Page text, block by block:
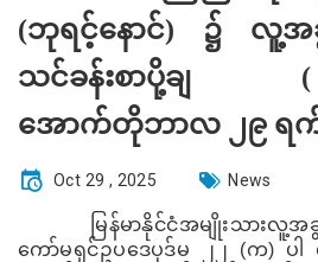
(ဘုရင့်နောင်) ၌ လူ့အ
သင်ခန်းစာပို့ခ
အောက်တိုဘာလ ၂၉ ရ
Oct 29 , 2025 News
မြန်မာနိုင်ငံအမျိုးသား
ကော်မရှင်ဥပဒေပုဒ်မ ၂၂ (က) ပ